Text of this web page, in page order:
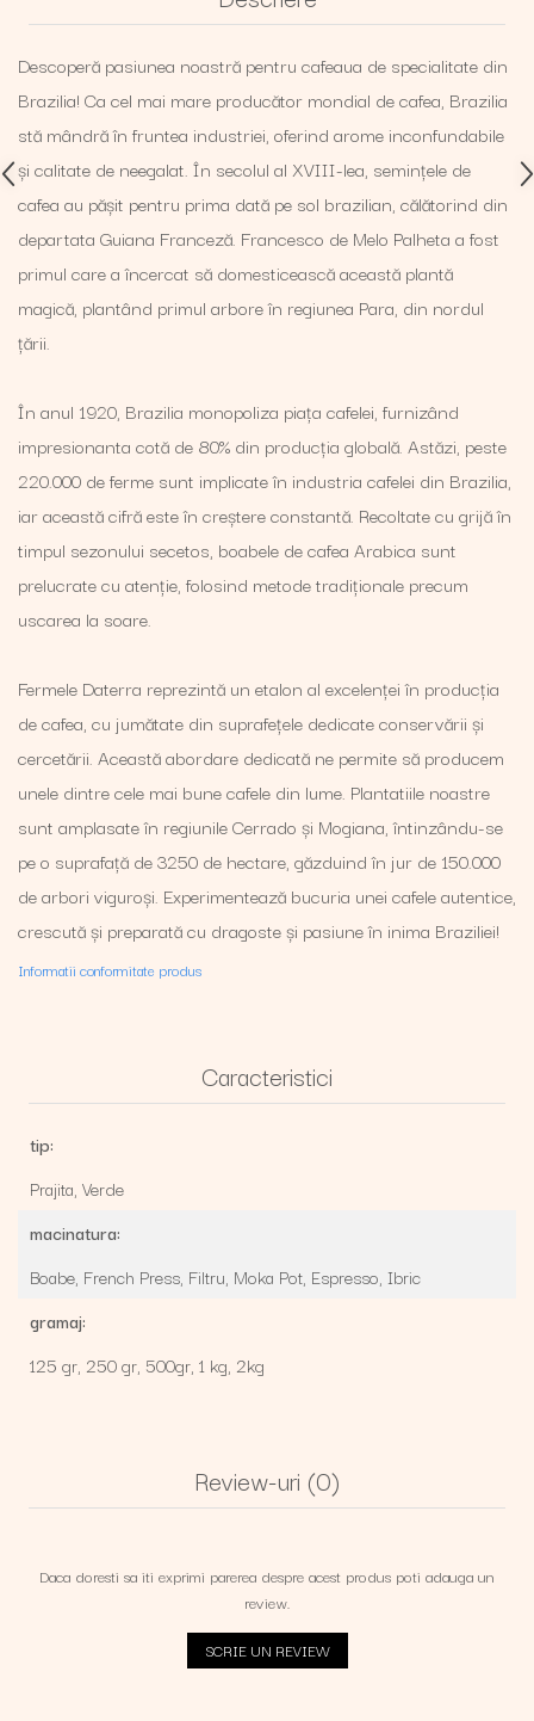
Descoperă pasiunea noastră pentru cafeaua de specialitate din
Brazilia! Ca cel mai mare producător mondial de cafea, Brazilia
stă mândră în fruntea industriei, oferind arome inconfundabile
și calitate de neegalat. În secolul al XVIII-lea, semințele de
cafea au pășit pentru prima dată pe sol brazilian, călătorind din
departata Guiana Franceză. Francesco de Melo Palheta a fost
primul care a încercat să domesticească această plantă
magică, plantând primul arbore în regiunea Para, din nordul
țării.
În anul 1920, Brazilia monopoliza piața cafelei, furnizând
impresionanta cotă de 80% din producția globală. Astăzi, peste
220.000 de ferme sunt implicate în industria cafelei din Brazilia,
iar această cifră este în creștere constantă. Recoltate cu grijă în
timpul sezonului secetos, boabele de cafea Arabica sunt
prelucrate cu atenție, folosind metode tradiționale precum
uscarea la soare.
Fermele Daterra reprezintă un etalon al excelenței în producția
de cafea, cu jumătate din suprafețele dedicate conservării și
cercetării. Această abordare dedicată ne permite să producem
unele dintre cele mai bune cafele din lume. Plantatiile noastre
sunt amplasate în regiunile Cerrado și Mogiana, întinzându-se
pe o suprafață de 3250 de hectare, găzduind în jur de 150.000
de arbori viguroși. Experimentează bucuria unei cafele autentice,
crescută și preparată cu dragoste și pasiune în inima Braziliei!
Informatii conformitate produs
Caracteristici
tip:
Prajita, Verde
macinatura:
Boabe, French Press, Filtru, Moka Pot, Espresso, Ibric
gramaj:
125 gr, 250 gr, 500gr, 1 kg, 2kg
Review-uri (0)
Daca doresti sa iti exprimi parerea despre acest produs poti adauga un
review.
SCRIE UN REVIEW